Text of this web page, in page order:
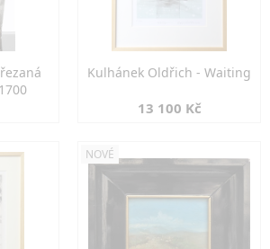
Kulhánek Oldřich - Waiting
13 100 Kč
NOVÉ